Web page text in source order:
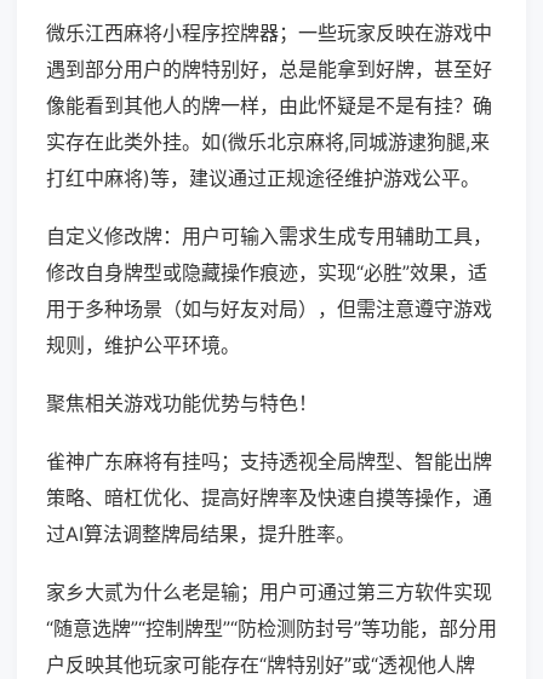
微乐江西麻将小程序控牌器；一些玩家反映在游戏中
遇到部分用户的牌特别好，总是能拿到好牌，甚至好
像能看到其他人的牌一样，由此怀疑是不是有挂？确
实存在此类外挂。如(微乐北京麻将,同城游逮狗腿,来
打红中麻将)等，建议通过正规途径维护游戏公平。
自定义修改牌：用户可输入需求生成专用辅助工具，
修改自身牌型或隐藏操作痕迹，实现“必胜”效果，适
用于多种场景（如与好友对局），但需注意遵守游戏
规则，维护公平环境。
聚焦相关游戏功能优势与特色！
雀神广东麻将有挂吗；支持透视全局牌型、智能出牌
策略、暗杠优化、提高好牌率及快速自摸等操作，通
过AI算法调整牌局结果，提升胜率。
家乡大贰为什么老是输；用户可通过第三方软件实现
“随意选牌”“控制牌型”“防检测防封号”等功能，部分用
户反映其他玩家可能存在“牌特别好”或“透视他人牌